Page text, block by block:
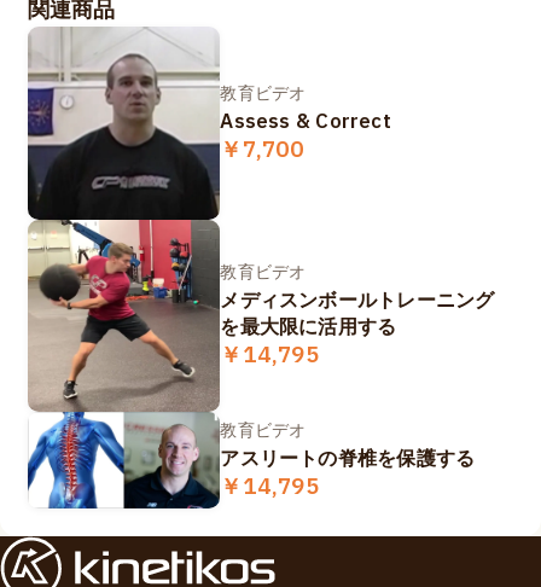
関連商品
教育ビデオ
Assess & Correct
￥7,700
教育ビデオ
メディスンボールトレーニング
を最大限に活用する
￥14,795
教育ビデオ
アスリートの脊椎を保護する
￥14,795